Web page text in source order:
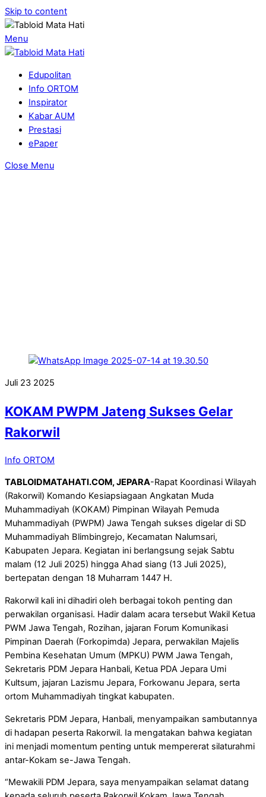
Skip to content
Menu
Edupolitan
Info ORTOM
Inspirator
Kabar AUM
Prestasi
ePaper
Close Menu
Juli 23 2025
KOKAM PWPM Jateng Sukses Gelar
Rakorwil
Info ORTOM
TABLOIDMATAHATI.COM, JEPARA-Rapat Koordinasi Wilayah
(Rakorwil) Komando Kesiapsiagaan Angkatan Muda
Muhammadiyah (KOKAM) Pimpinan Wilayah Pemuda
Muhammadiyah (PWPM) Jawa Tengah sukses digelar di SD
Muhammadiyah Blimbingrejo, Kecamatan Nalumsari,
Kabupaten Jepara. Kegiatan ini berlangsung sejak Sabtu
malam (12 Juli 2025) hingga Ahad siang (13 Juli 2025),
bertepatan dengan 18 Muharram 1447 H.
Rakorwil kali ini dihadiri oleh berbagai tokoh penting dan
perwakilan organisasi. Hadir dalam acara tersebut Wakil Ketua
PWM Jawa Tengah, Rozihan, jajaran Forum Komunikasi
Pimpinan Daerah (Forkopimda) Jepara, perwakilan Majelis
Pembina Kesehatan Umum (MPKU) PWM Jawa Tengah,
Sekretaris PDM Jepara Hanbali, Ketua PDA Jepara Umi
Kultsum, jajaran Lazismu Jepara, Forkowanu Jepara, serta
ortom Muhammadiyah tingkat kabupaten.
Sekretaris PDM Jepara, Hanbali, menyampaikan sambutannya
di hadapan peserta Rakorwil. Ia mengatakan bahwa kegiatan
ini menjadi momentum penting untuk mempererat silaturahmi
antar-Kokam se-Jawa Tengah.
“Mewakili PDM Jepara, saya menyampaikan selamat datang